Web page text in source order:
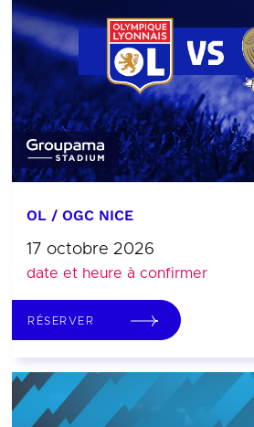
OL / OGC NICE
17 octobre 2026
date et heure à confirmer
RÉSERVER